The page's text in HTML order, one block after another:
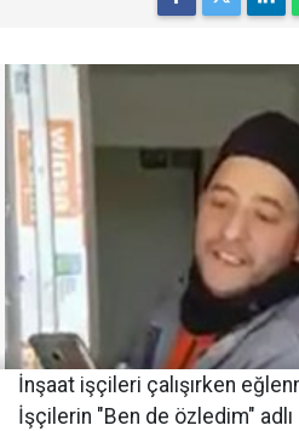
İnşaat işçileri çalışırken
İşçilerin "Ben de özledim"